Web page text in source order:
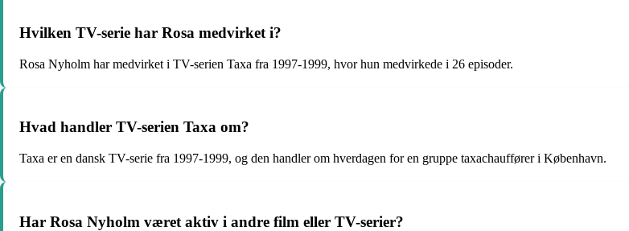
Hvilken TV-serie har Rosa medvirket i?
Rosa Nyholm har medvirket i TV-serien Taxa fra 1997-1999, hvor hun medvirkede i 26 episoder.
Hvad handler TV-serien Taxa om?
Taxa er en dansk TV-serie fra 1997-1999, og den handler om hverdagen for en gruppe taxachauffører i København.
Har Rosa Nyholm været aktiv i andre film eller TV-serier?